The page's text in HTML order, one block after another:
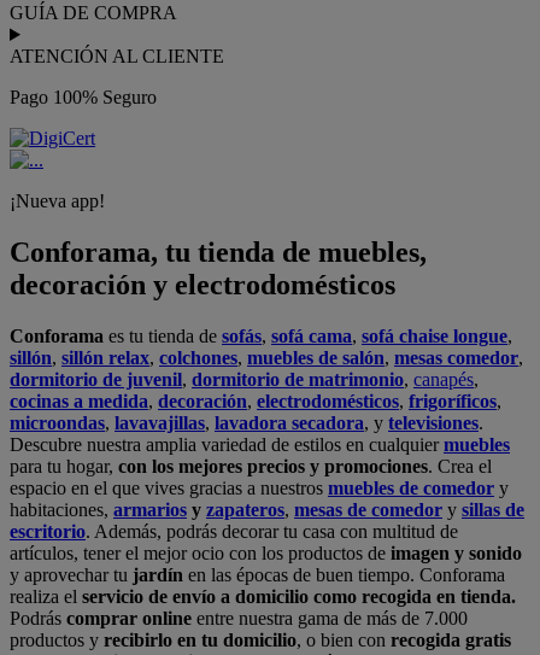
GUÍA DE COMPRA
ATENCIÓN AL CLIENTE
Pago 100% Seguro
¡Nueva app!
Conforama, tu tienda de muebles,
decoración y electrodomésticos
Conforama es tu tienda de sofás, sofá cama, sofá chaise longue,
sillón, sillón relax, colchones, muebles de salón, mesas comedor,
dormitorio de juvenil, dormitorio de matrimonio, canapés,
cocinas a medida, decoración, electrodomésticos, frigoríficos,
microondas, lavavajillas, lavadora secadora, y televisiones.
Descubre nuestra amplia variedad de estilos en cualquiermuebles
para tu hogar, con los mejores precios y promociones. Crea el
espacio en el que vives gracias a nuestros muebles de comedor y
habitaciones, armarios y zapateros, mesas de comedor y sillas de
escritorio. Además, podrás decorar tu casa con multitud de
artículos, tener el mejor ocio con los productos de imagen y sonido
y aprovechar tu jardín en las épocas de buen tiempo. Conforama
realiza el servicio de envío a domicilio como recogida en tienda.
Podrás comprar online entre nuestra gama de más de 7.000
productos y recibirlo en tu domicilio, o bien con recogida gratis